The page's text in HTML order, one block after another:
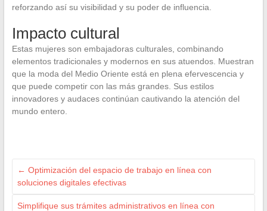
reforzando así su visibilidad y su poder de influencia.
Impacto cultural
Estas mujeres son embajadoras culturales, combinando
elementos tradicionales y modernos en sus atuendos. Muestran
que la moda del Medio Oriente está en plena efervescencia y
que puede competir con las más grandes. Sus estilos
innovadores y audaces continúan cautivando la atención del
mundo entero.
← Optimización del espacio de trabajo en línea con
soluciones digitales efectivas
Simplifique sus trámites administrativos en línea con